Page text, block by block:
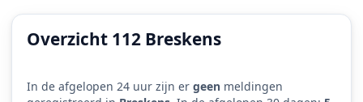
Overzicht 112 Breskens
In de afgelopen 24 uur zijn er geen meldingen